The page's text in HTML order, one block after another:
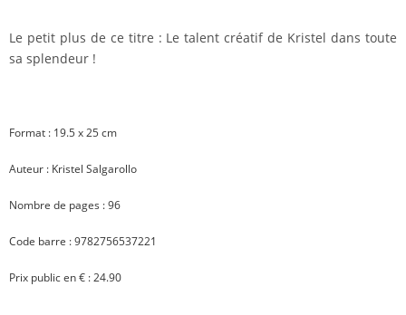
Le petit plus de ce titre : Le talent créatif de Kristel dans toute
sa splendeur !
Format : 19.5 x 25 cm
Auteur : Kristel Salgarollo
Nombre de pages : 96
Code barre : 9782756537221
Prix public en € : 24.90